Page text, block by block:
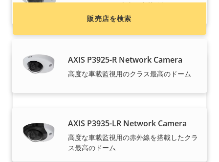
2メガピクセルの車内・車載監視
AXIS P3925-R Network Camera
高度な車載監視用のクラス最高のドーム
AXIS P3935-LR Network Camera
高度な車載監視用の赤外線を搭載したクラ
ス最高のドーム
販売店を検索
Axis製品を販売することをご希望です